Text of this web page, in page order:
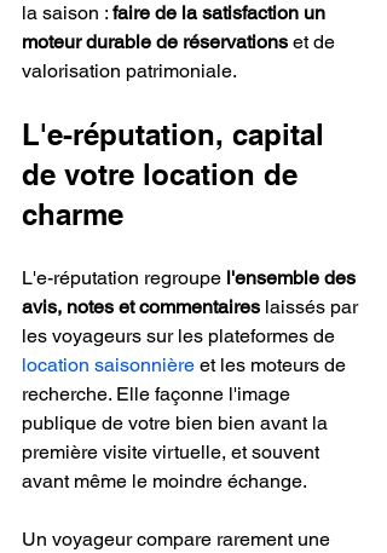
la saison : faire de la satisfaction un
moteur durable de réservations et de
valorisation patrimoniale.
L'e-réputation, capital
de votre location de
charme
L'e-réputation regroupe l'ensemble des
avis, notes et commentaires laissés par
les voyageurs sur les plateformes de
location saisonnière et les moteurs de
recherche. Elle façonne l'image
publique de votre bien bien avant la
première visite virtuelle, et souvent
avant même le moindre échange.
Un voyageur compare rarement une